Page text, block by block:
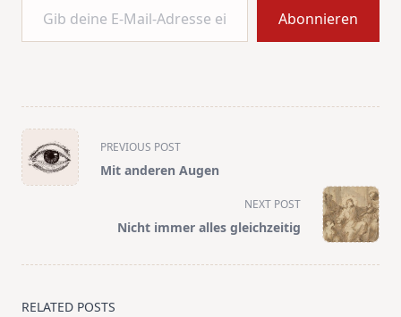
Abonnieren
<span
class="nav-
subtitle
PREVIOUS POST
Mit anderen Augen
NEXT POST
Nicht immer alles gleichzeitig
RELATED POSTS